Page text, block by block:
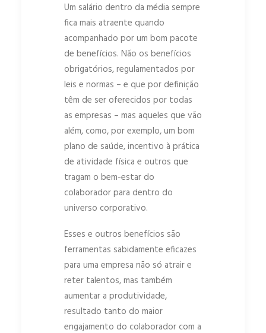
Um salário dentro da média sempre
fica mais atraente quando
acompanhado por um bom pacote
de benefícios. Não os benefícios
obrigatórios, regulamentados por
leis e normas – e que por definição
têm de ser oferecidos por todas
as empresas – mas aqueles que vão
além, como, por exemplo, um bom
plano de saúde, incentivo à prática
de atividade física e outros que
tragam o bem-estar do
colaborador para dentro do
universo corporativo.
Esses e outros benefícios são
ferramentas sabidamente eficazes
para uma empresa não só atrair e
reter talentos, mas também
aumentar a produtividade,
resultado tanto do maior
engajamento do colaborador com a